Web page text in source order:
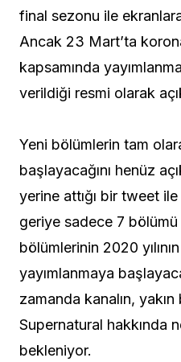
final sezonu ile
Ancak 23 Mart’ta
kapsamında
verildiği resmi olarak
Yeni bölümlerin tam
başlayacağını henüz
yerine attığı bir tweet
geriye sadece 7
bölümlerinin 2020
yayımlanmaya
zamanda kanalın,
Supernatural hakkında
bekleniyor.